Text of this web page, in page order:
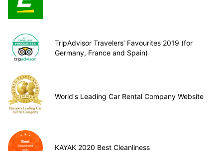
TripAdvisor Travelers’ Favourites 2019 (for
Germany, France and Spain)
World's Leading Car Rental Company Website
KAYAK 2020 Best Cleanliness